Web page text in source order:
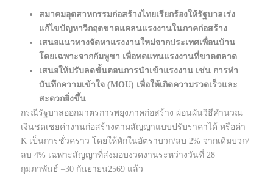
สมาคมอุตสาหกรรมก่อสร้างไทยเรียกร้องให้รัฐบาลเร่ง
แก้ไขปัญหาวิกฤตขาดแคลนแรงงานในภาคก่อสร้าง
เสนอแนวทางจัดหาแรงงานใหม่จากประเทศเพื่อนบ้าน
โดยเฉพาะจากกัมพูชา เพื่อทดแทนแรงงานที่ขาดตลาด
เสนอให้ปรับลดขั้นตอนการนำเข้าแรงงาน เช่น การทำ
บันทึกความเข้าใจ (MOU) เพื่อให้เกิดความรวดเร็วและ
สะดวกยิ่งขึ้น
กรณีรัฐบาลออกมาตรการพยุงภาคก่อสร้าง ผ่อนผันวิธีคำนวณ
เงินชดเชยค่างานก่อสร้างตามสัญญาแบบปรับราคาได้ หรือค่า
K เป็นการชั่วคราว โดยให้หักในอัตราบวก/ลบ 2% จากเดิมบวก/
ลบ 4% เฉพาะสัญญาที่ส่งมอบงวดงานระหว่างวันที่ 28
กุมภาพันธ์ –30 กันยายน2569 แล้ว